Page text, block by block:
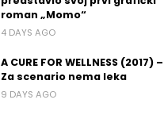
roman „Momo“
4 DAYS AGO
A CURE FOR WELLNESS (2017) –
Za scenario nema leka
9 DAYS AGO